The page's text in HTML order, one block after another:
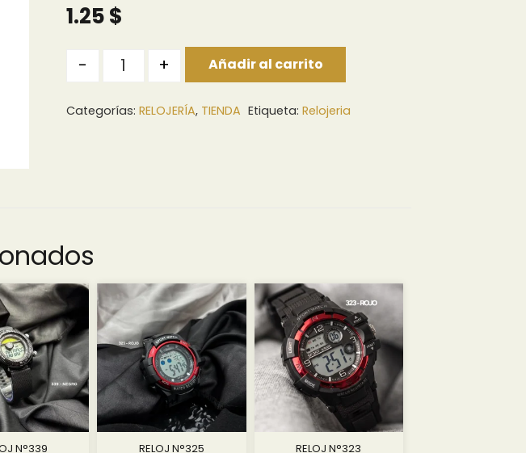
1.25$
- + Añadir al carrito
Categorías: RELOJERÍA, TIENDA Etiqueta: Relojeria
N°339 RELOJ N°325 RELOJ N°323